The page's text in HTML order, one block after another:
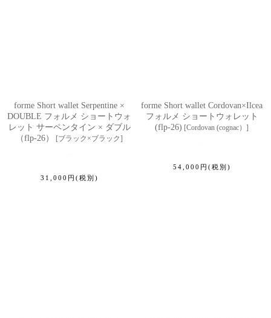
forme Short wallet Serpentine ×
DOUBLE フォルメ ショートウォ
レット サーペンタイン × ダブル
（flp-26）
[ブラック×ブラック]
31,000 円 (税別)
forme Short wallet Cordovan×Ilcea
フォルメ ショートウォレット
(flp-26) [Cordovan (cognac） ]
54,000 円 (税別)